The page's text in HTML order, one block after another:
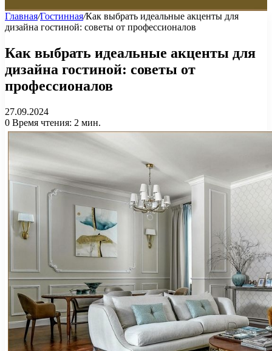
Главная/Гостинная/Как выбрать идеальные акценты для
дизайна гостиной: советы от профессионалов
Как выбрать идеальные акценты для
дизайна гостиной: советы от
профессионалов
27.09.2024
0 Время чтения: 2 мин.